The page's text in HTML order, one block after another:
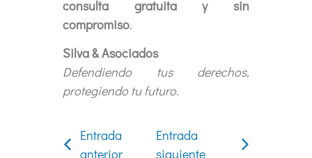
consulta gratuita
y sin
compromiso.
Silva & Asociados
Defendiendo tus derechos,
protegiendo tu futuro.